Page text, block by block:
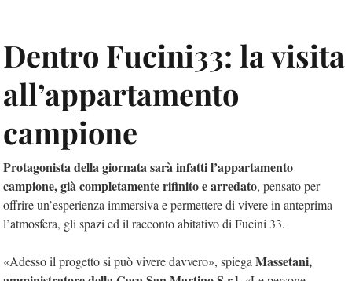
Dentro Fucini33: la visita
all’appartamento
campione
Protagonista della giornata sarà infatti l’appartamento
campione, già completamente rifinito e arredato, pensato per
offrire un’esperienza immersiva e permettere di vivere in anteprima
l’atmosfera, gli spazi ed il racconto abitativo di Fucini 33.
«Adesso il progetto si può vivere davvero», spiega Massetani,